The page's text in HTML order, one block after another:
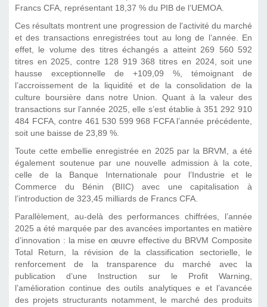
Francs CFA, représentant 18,37 % du PIB de l’UEMOA.
Ces résultats montrent une progression de l'activité du marché
et des transactions enregistrées tout au long de l’année. En
effet, le volume des titres échangés a atteint 269 560 592
titres en 2025, contre 128 919 368 titres en 2024, soit une
hausse exceptionnelle de +109,09 %, témoignant de
l’accroissement de la liquidité et de la consolidation de la
culture boursière dans notre Union. Quant à la valeur des
transactions sur l’année 2025, elle s’est établie à 351 292 910
484 FCFA, contre 461 530 599 968 FCFA l’année précédente,
soit une baisse de 23,89 %.
Toute cette embellie enregistrée en 2025 par la BRVM, a été
également soutenue par une nouvelle admission à la cote,
celle de la Banque Internationale pour l’Industrie et le
Commerce du Bénin (BIIC) avec une capitalisation à
l’introduction de 323,45 milliards de Francs CFA.
Parallèlement, au-delà des performances chiffrées, l’année
2025 a été marquée par des avancées importantes en matière
d’innovation : la mise en œuvre effective du BRVM Composite
Total Return, la révision de la classification sectorielle, le
renforcement de la transparence du marché avec la
publication d’une Instruction sur le Profit Warning,
l’amélioration continue des outils analytiques e et l’avancée
des projets structurants notamment, le marché des produits